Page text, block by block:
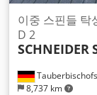
8,737 km
이중 스핀들 탁
D 2
SCHNEIDER